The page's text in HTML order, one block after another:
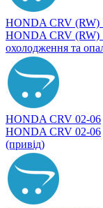
HONDA CRV (RW)
HONDA CRV (RW)
охолодження та
HONDA CRV 02-06
HONDA CRV 02-06
(привід)